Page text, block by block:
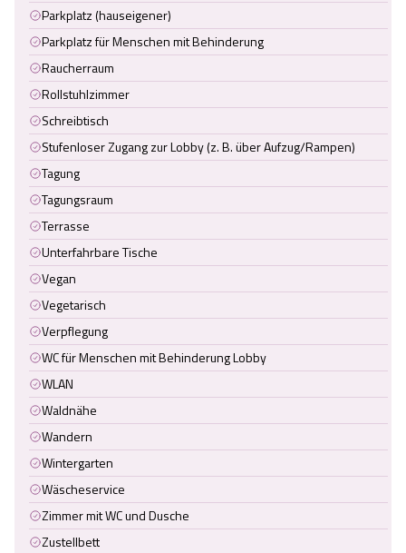
Parkplatz (hauseigener)
Parkplatz für Menschen mit Behinderung
Raucherraum
Rollstuhlzimmer
Schreibtisch
Stufenloser Zugang zur Lobby (z. B. über Aufzug/Rampen)
Tagung
Tagungsraum
Terrasse
Unterfahrbare Tische
Vegan
Vegetarisch
Verpflegung
WC für Menschen mit Behinderung Lobby
WLAN
Waldnähe
Wandern
Wintergarten
Wäscheservice
Zimmer mit WC und Dusche
Zustellbett